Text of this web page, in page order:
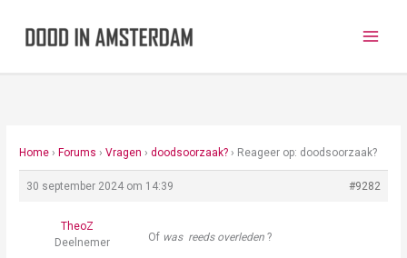
Home › Forums › Vragen › doodsoorzaak? › Reageer op: doodsoorzaak?
30 september 2024 om 14:39 #9282
TheoZ
Deelnemer
Of was reeds overleden ?